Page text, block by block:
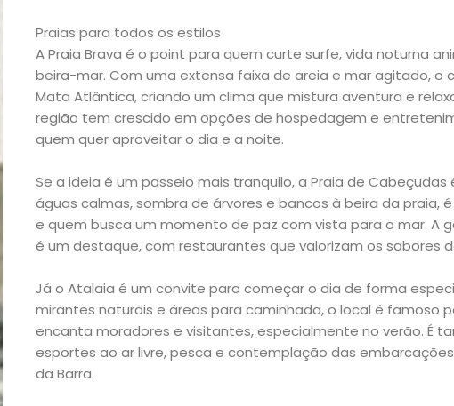
Início
Academia
Beleza
Bora
Praias para todos os estilos
A Praia Brava é o point para quem curte surfe, vida noturna
beira-mar. Com uma extensa faixa de areia e mar agitado, o
Mata Atlântica, criando um clima que mistura aventura e
região tem crescido em opções de hospedagem e
quem quer aproveitar o dia e a noite.
Se a ideia é um passeio mais tranquilo, a Praia de Cabeçudas
águas calmas, sombra de árvores e bancos à beira da praia,
e quem busca um momento de paz com vista para o mar. A
é um destaque, com restaurantes que valorizam os sabores
Já o Atalaia é um convite para começar o dia de forma
mirantes naturais e áreas para caminhada, o local é famoso
encanta moradores e visitantes, especialmente no verão. É
esportes ao ar livre, pesca e contemplação das
da Barra.